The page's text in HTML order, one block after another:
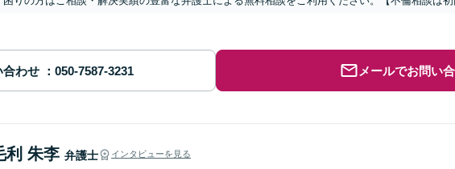
合わせ メールでお問い
利 朱李 弁護士 インタビューを見る